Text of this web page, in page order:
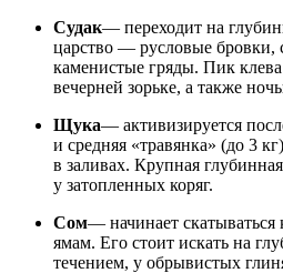
Судак— переходит на
царство — русловые бровки,
каменистые гряды. Пик
вечерней зорьке, а также
Щука— активизируется
и средняя «травянка» (до 3
в заливах. Крупная
у затопленных коряг.
Сом— начинает
ямам. Его стоит искать на
течением, у обрывистых